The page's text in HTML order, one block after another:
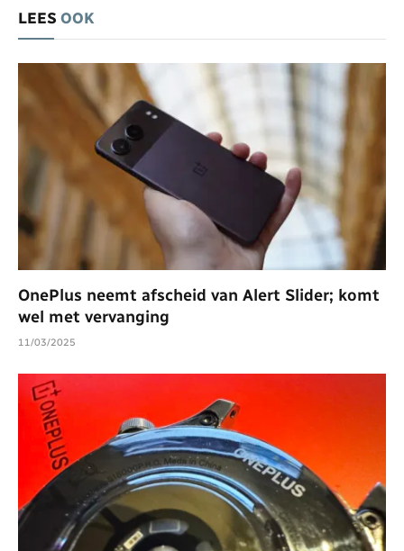
LEES OOK
OnePlus neemt afscheid van Alert Slider; komt
wel met vervanging
11/03/2025